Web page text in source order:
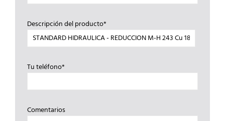
Descripción del producto*
Tu teléfono*
Comentarios